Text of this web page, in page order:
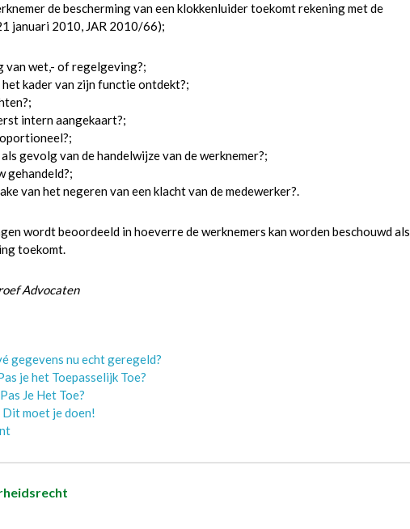
de bescherming van een klokkenluider toekomt rekening met de
januari 2010, JAR 2010/66);
van wet,- of regelgeving?;
kader van zijn functie ontdekt?;
intern aangekaart?;
gevolg van de handelwijze van de werknemer?;
gehandeld?;
van het negeren van een klacht van de medewerker?.
wordt beoordeeld in hoeverre de werknemers kan worden beschouwd als
toekomt.
Advocaten
gegevens nu echt geregeld?
je het Toepasselijk Toe?
Je Het Toe?
Dit moet je doen!